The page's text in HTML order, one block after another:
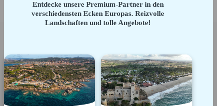
Entdecke unsere Premium-Partner in den
verschiedensten Ecken Europas. Reizvolle
Landschaften und tolle Angebote!